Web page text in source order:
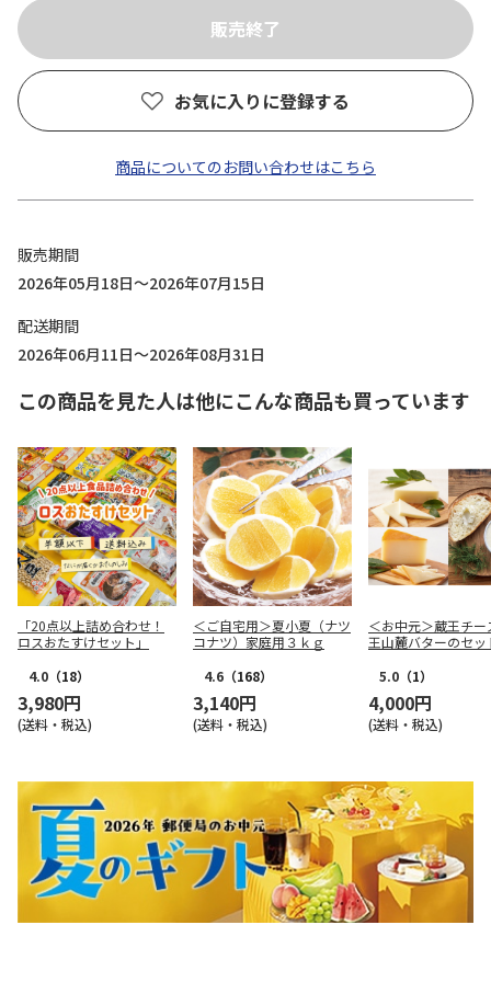
お気に入りに登録する
商品についてのお問い合わせはこちら
販売期間
2026年05月18日～2026年07月15日
配送期間
2026年06月11日～2026年08月31日
この商品を見た人は他にこんな商品も買っています
「20点以上詰め合わせ！
ロスおたすけセット」
4.0 （18）
3,980円
(送料・税込)
＜ご自宅用＞夏小夏（ナツ
コナツ）家庭用３ｋｇ
4.6 （168）
3,140円
(送料・税込)
＜お中元＞蔵王チー
王山麓バターのセッ
5.0 （1）
4,000円
(送料・税込)